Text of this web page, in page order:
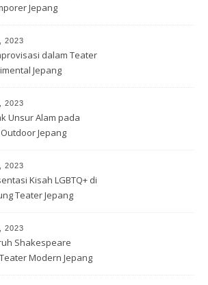
Jepang
2023
dalam Teater
Jepang
2023
Unsur Alam pada
Jepang
2023
Kisah LGBTQ+ di
Teater Jepang
2023
Shakespeare
Modern Jepang